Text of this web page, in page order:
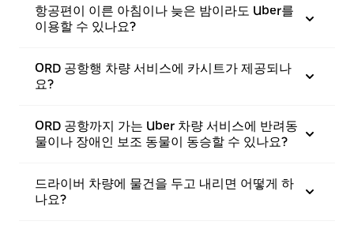
항공편이 이른 아침이나 늦은 밤이라도 Uber를
이용할 수 있나요?
ORD 공항행 차량 서비스에 카시트가 제공되나
요?
ORD 공항까지 가는 Uber 차량 서비스에 반려동
물이나 장애인 보조 동물이 동승할 수 있나요?
드라이버 차량에 물건을 두고 내리면 어떻게 하
나요?